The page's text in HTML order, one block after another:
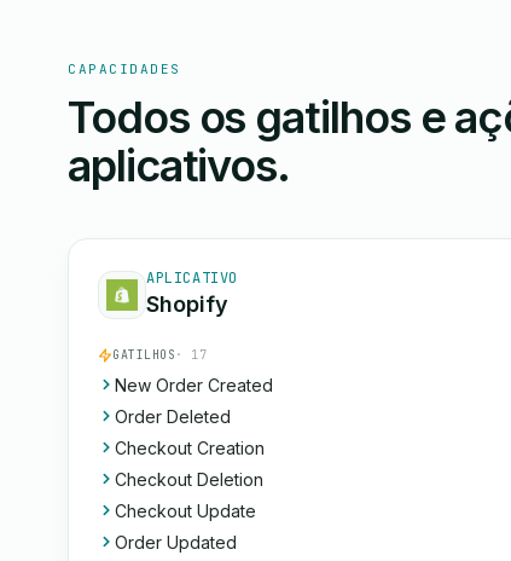
CAPACIDADES
Todos os gatilhos e
aplicativos.
APLICATIVO
Shopify
GATILHOS · 17
New Order Created
Order Deleted
Checkout Creation
Checkout Deletion
Checkout Update
Order Updated